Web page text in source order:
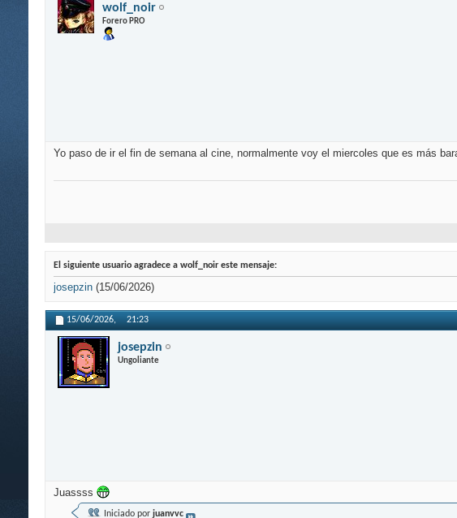
wolf_noir
Forero PRO
Yo paso de ir el fin de semana al cine, normalmente voy el miercoles que es más
El siguiente usuario agradece a wolf_noir este mensaje:
josepzin (15/06/2026)
15/06/2026, 21:23
josepzin
Ungoliante
Juassss
Iniciado por juanvvc